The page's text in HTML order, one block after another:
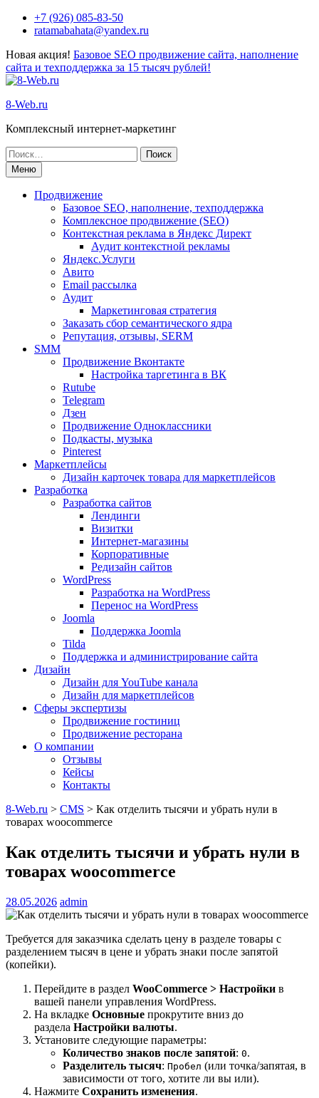
Перейти+7 (926) 085-83-50
ratamabahata@yandex.ru
Новая акция! Базовое SEO продвижение сайта, наполнение
сайта и техподдержка за 15 тысяч рублей!
8-Web.ru
Комплексный интернет-маркетинг
Поиск
по:Меню
Продвижение
Базовое SEO, наполнение, техподдержка
Комплексное продвижение (SEO)
Контекстная реклама в Яндекс Директ
Аудит контекстной рекламы
Яндекс.Услуги
Авито
Email рассылка
Аудит
Маркетинговая стратегия
Заказать сбор семантического ядра
Репутация, отзывы, SERM
SMM
Продвижение Вконтакте
Настройка таргетинга в ВК
Rutube
Telegram
Дзен
Продвижение Одноклассники
Подкасты, музыка
Pinterest
Маркетплейсы
Дизайн карточек товара для маркетплейсов
Разработка
Разработка сайтов
Лендинги
Визитки
Интернет-магазины
Корпоративные
Редизайн сайтов
WordPress
Разработка на WordPress
Перенос на WordPress
Joomla
Поддержка Joomla
Tilda
Поддержка и администрирование сайта
Дизайн
Дизайн для YouTube канала
Дизайн для маркетплейсов
Сферы экспертизы
Продвижение гостиниц
Продвижение ресторана
О компании
Отзывы
Кейсы
Контакты
8-Web.ru > CMS > Как отделить тысячи и убрать нули в
товарах woocommerce
Как отделить тысячи и убрать нули в
товарах woocommerce
28.05.2026 admin
Требуется для заказчика сделать цену в разделе товары с
разделением тысяч в цене и убрать знаки после запятой
(копейки).
Перейдите в раздел WooCommerce > Настройки в
вашей панели управления WordPress.
На вкладке Основные прокрутите вниз до
раздела Настройки валюты.
Установите следующие параметры:
Количество знаков после запятой: 0.
Разделитель тысяч: Пробел (или точка/запятая, в
зависимости от того, хотите ли вы или).
Нажмите Сохранить изменения.